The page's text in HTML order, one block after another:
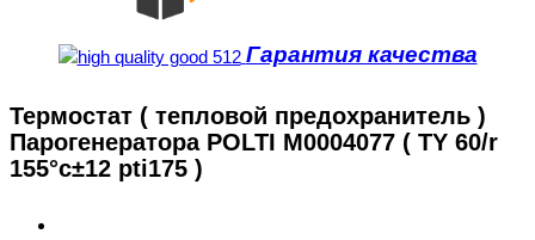
Гарантия качества
Термостат ( тепловой предохранитель )
Парогенератора POLTI M0004077 ( TY 60/r
155°c±12 pti175 )